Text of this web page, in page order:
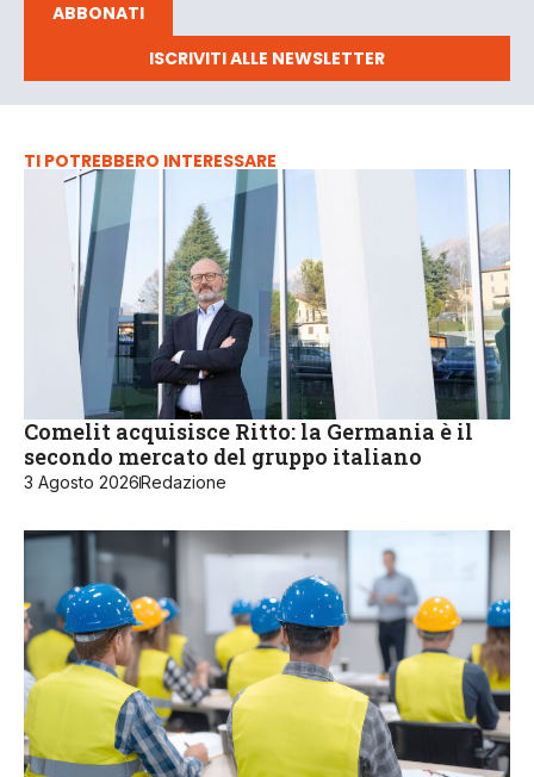
ABBONATI
ISCRIVITI ALLE NEWSLETTER
TI POTREBBERO INTERESSARE
Comelit acquisisce Ritto: la Germania è il
secondo mercato del gruppo italiano
3 Agosto 2026 Redazione